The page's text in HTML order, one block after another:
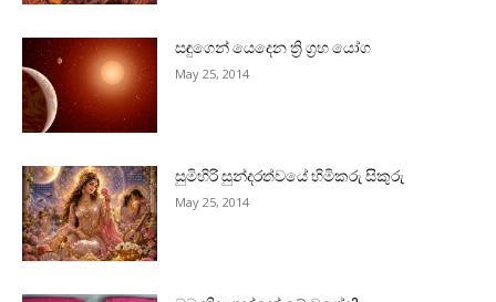
සඳුගෙන් යෙදෙන ත්‍රි ග්‍රහ යෝග
May 25, 2014
සුමිහිරි සුන්දරත්වයේ හිමිකරු සිකුරු
May 25, 2014